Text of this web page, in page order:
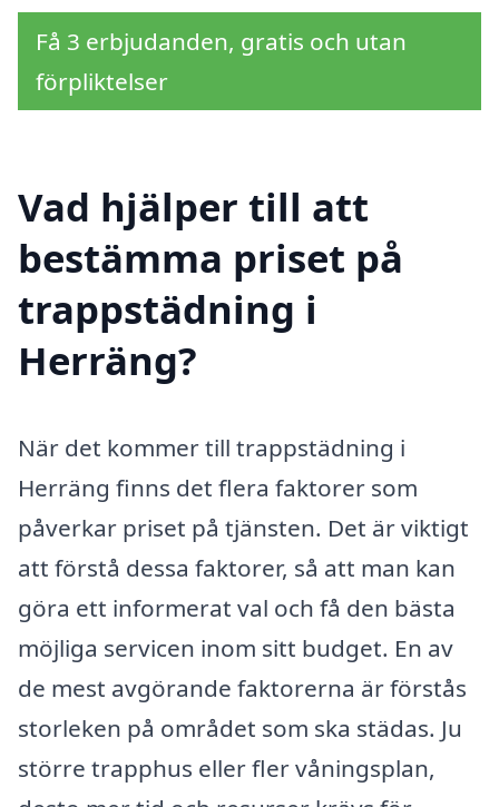
Få 3 erbjudanden, gratis och utan
förpliktelser
Vad hjälper till att
bestämma priset på
trappstädning i
Herräng?
När det kommer till trappstädning i
Herräng finns det flera faktorer som
påverkar priset på tjänsten. Det är viktigt
att förstå dessa faktorer, så att man kan
göra ett informerat val och få den bästa
möjliga servicen inom sitt budget. En av
de mest avgörande faktorerna är förstås
storleken på området som ska städas. Ju
större trapphus eller fler våningsplan,